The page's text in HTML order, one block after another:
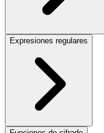
Expresiones regulares